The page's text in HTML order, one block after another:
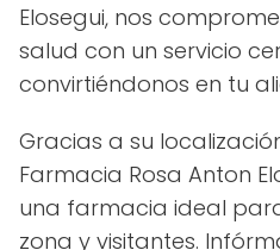
Elosegui, nos
salud con un servicio
convirtiéndonos en tu
Gracias a su
Farmacia Rosa Anton
una farmacia ideal
zona y visitantes.